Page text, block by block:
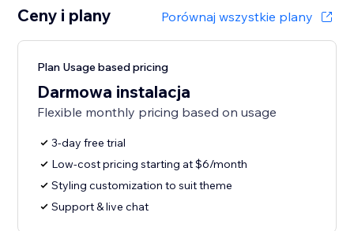
Ceny i plany Porównaj wszystkie plany
Plan Usage based pricing
Darmowa instalacja
Flexible monthly pricing based on usage
3-day free trial
Low-cost pricing starting at $6/month
Styling customization to suit theme
Support & live chat